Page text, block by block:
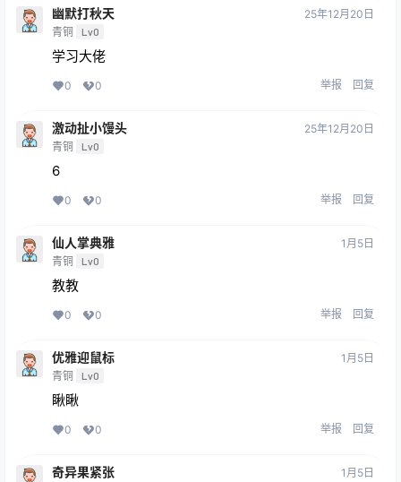
幽默打秋天
青铜 Lv0
25年12月20日
学习大佬
0 0 举报 回复
激动扯小馒头
青铜 Lv0
25年12月20日
6
0 0 举报 回复
仙人掌典雅
青铜 Lv0
1月5日
教教
0 0 举报 回复
优雅迎鼠标
青铜 Lv0
1月5日
瞅瞅
0 0 举报 回复
奇异果紧张 1月5日